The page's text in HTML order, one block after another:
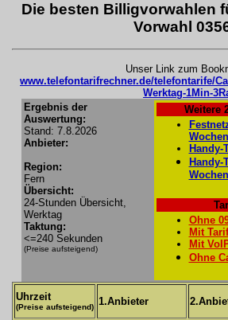
Die besten Billigvorwahlen
Vorwahl
Unser Link zum
www.telefontarifrechner.de/telefontarife/
Werktag-1Min-
Ergebnis der
Auswertung:
Stand: 7.8.2026
Anbieter:
Region:
Fern
Übersicht:
24-Stunden Übersicht,
Werktag
Taktung:
<=240 Sekunden
(Preise aufsteigend)
Weitere
Handy-
Handy-
Ohne
Mit
Mit
Ohne
Uhrzeit
(Preise aufsteigend) 1.Anbieter